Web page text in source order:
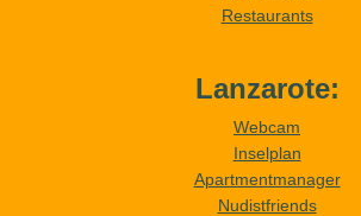
Restaurants
Lanzarote:
Webcam
Inselplan
Apartmentmanager
Nudistfriends